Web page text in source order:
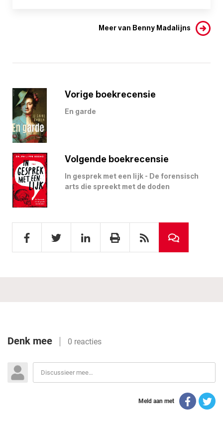
Meer van Benny Madalijns
Vorige boekrecensie
En garde
Volgende boekrecensie
In gesprek met een lijk - De forensisch
arts die spreekt met de doden